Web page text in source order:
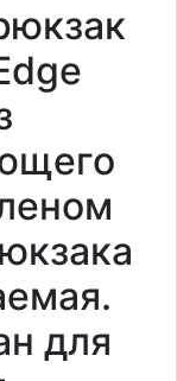
для